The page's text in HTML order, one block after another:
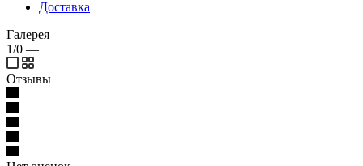
Доставка
Галерея
1/0 —
Отзывы